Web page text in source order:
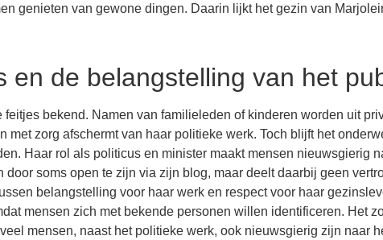
genieten van gewone dingen. Daarin lijkt het gezin van
en de belangstelling van het
bekend. Namen van familieleden of kinderen worden uit
met zorg afschermt van haar politieke werk. Toch blijft het
Haar rol als politicus en minister maakt mensen nieuwsgierig
soms open te zijn via zijn blog, maar deelt daarbij geen
belangstelling voor haar werk en respect voor haar
mensen zich met bekende personen willen identificeren. Het
mensen, naast het politieke werk, ook nieuwsgierig zijn naar